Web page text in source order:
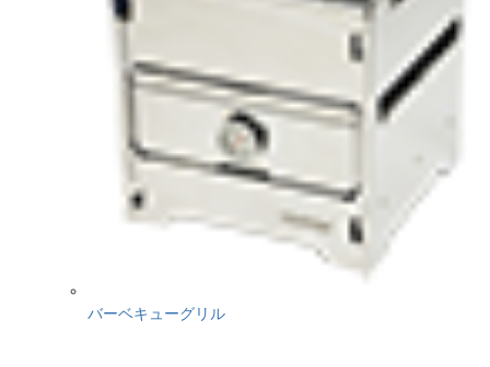
バーベキューグリル